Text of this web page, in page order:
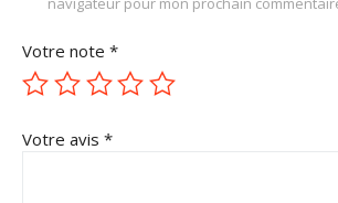
Votre note *
Votre avis *